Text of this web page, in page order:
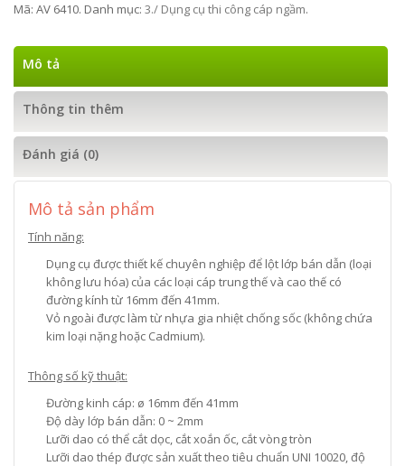
Mã: AV 6410. Danh mục: 3./ Dụng cụ thi công cáp ngầm.
Mô tả
Thông tin thêm
Đánh giá (0)
Mô tả sản phẩm
Tính năng:
Dụng cụ được thiết kế chuyên nghiệp để lột lớp bán dẫn (loại
không lưu hóa) của các loại cáp trung thế và cao thế có
đường kính từ 16mm đến 41mm.
Vỏ ngoài được làm từ nhựa gia nhiệt chống sốc (không chứa
kim loại nặng hoặc Cadmium).
Thông số kỹ thuật:
Đường kinh cáp: ø 16mm đến 41mm
Độ dày lớp bán dẫn: 0 ~ 2mm
Lưỡi dao có thể cắt dọc, cắt xoắn ốc, cắt vòng tròn
Lưỡi dao thép được sản xuất theo tiêu chuẩn UNI 10020, độ